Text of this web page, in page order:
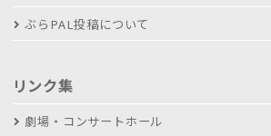
ぶらPAL投稿について
リンク集
劇場・コンサートホール